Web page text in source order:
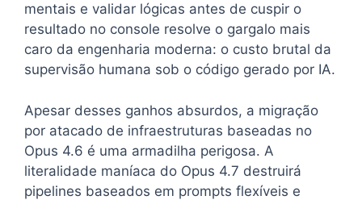
mentais e validar lógicas antes de cuspir o
resultado no console resolve o gargalo mais
caro da engenharia moderna: o custo brutal da
supervisão humana sob o código gerado por IA.
Apesar desses ganhos absurdos, a migração
por atacado de infraestruturas baseadas no
Opus 4.6 é uma armadilha perigosa. A
literalidade maníaca do Opus 4.7 destruirá
pipelines baseados em prompts flexíveis e